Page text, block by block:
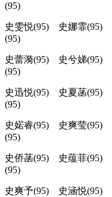
(95)
史雯悦(95) 史娜霏
(95)
史蕾漪(95) 史兮娣
(95)
史迅悦(95) 史夏菡
(95)
史婼睿(95) 史爽莹
(95)
史侨菡(95) 史蕴菲
(95)
史爽予(95) 史涵悦